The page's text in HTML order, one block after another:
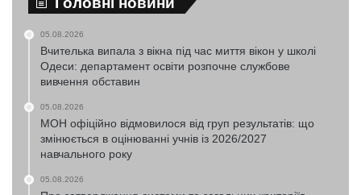
05.08.2026
Вчителька випала з вікна під час миття вікон у школі
Одеси: департамент освіти розпочне службове
вивчення обставин
05.08.2026
МОН офіційно відмовилося від груп результатів: що
змінюється в оцінюванні учнів із 2026/2027
навчального року
05.08.2026